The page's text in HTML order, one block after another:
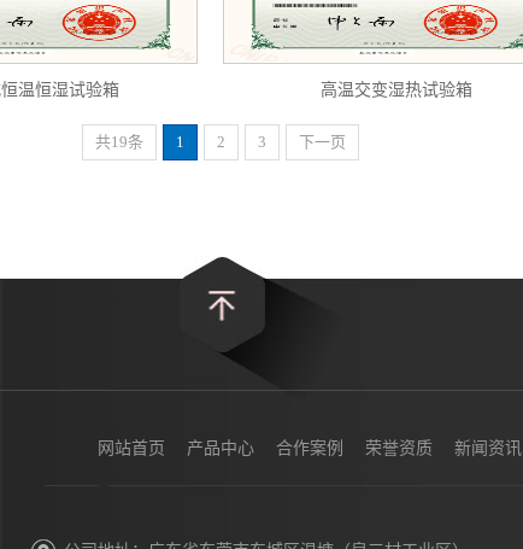
温恒湿试验箱 高温交变湿热试验箱
共19条 1 2 3 下一页
网站首页 产品中心 合作案例 荣誉资质 新闻资讯